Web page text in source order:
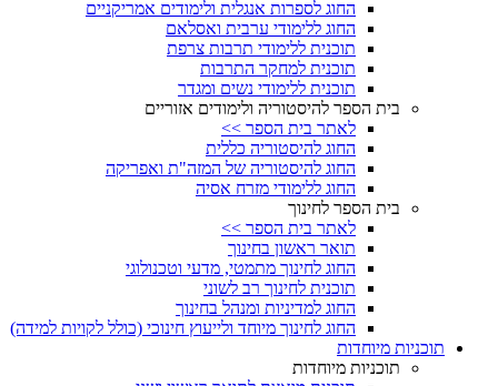
החוג לספרות אנגלית ולימודים אמריקניים
החוג ללימודי ערבית ואסלאם
תוכנית ללימודי תרבות צרפת
תוכנית למחקר התרבות
תוכנית ללימודי נשים ומגדר
בית הספר להיסטוריה ולימודים אזוריים
לאתר בית הספר >>
החוג להיסטוריה כללית
החוג להיסטוריה של המזה"ת ואפריקה
החוג ללימודי מזרח אסיה
בית הספר לחינוך
לאתר בית הספר >>
תואר ראשון בחינוך
החוג לחינוך מתמטי, מדעי וטכנולוגי
תוכנית לחינוך רב לשוני
החוג למדיניות ומנהל בחינוך
החוג לחינוך מיוחד ולייעוץ חינוכי (כולל לקויות למידה)
תוכניות מיוחדות
תוכניות מיוחדות